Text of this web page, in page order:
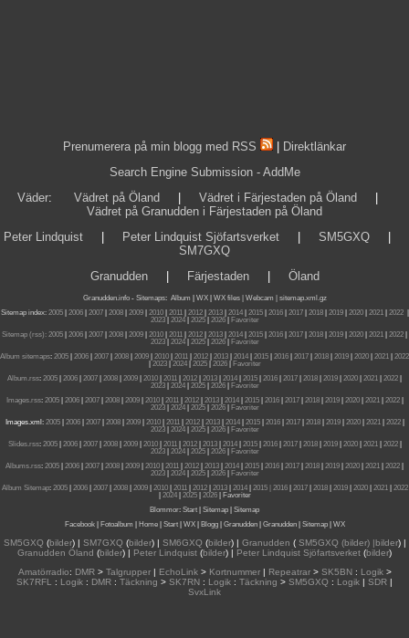
Prenumerera på min blogg med RSS
Direktlänkar
Search Engine Submission - AddMe
Väder: Vädret på Öland Vädret i Färjestaden på Öland
Vädret på Granudden i Färjestaden på Öland
Peter Lindquist
Peter Lindquist Sjöfartsverket SM5GXQ
SM7GXQ
Granudden| Färjestaden| Öland
Granudden.info- Sitemaps: Album WX WX files | Webcam |
sitemap.xml.gz
Sitemap index: 2005| 2006| 2007| 2008| 2009| 2010| 2011| 2012| 2013| 2014| 2015| 2016| 2017| 2018| 2019| 2020| 2021| 2022|
2023| 2024| 2025| 2026|
Favoriter
Sitemap (rss): 2005 2006 2007 2008 2009 2010 2011 2012 2013 2014 2015 2016 2017 2018 2019 2020 2021 2022
2023| 2024| 2025| 2026|
Favoriter
Album sitemaps: 2005 2006 2007 2008 2009 2010 2011 2012 2013 2014 2015 2016 2017 2018 2019 2020 2021
2022
2023| 2024| 2025| 2026|
Favoriter
Album.rss: 2005 2006 2007 2008 2009 2010 2011 2012 2013 2014 2015 2016 2017 2018 2019 2020 2021 2022
2023| 2024| 2025| 2026|
Favoriter
Images.rss: 2005| 2006| 2007| 2008| 2009| 2010| 2011| 2012| 2013| 2014| 2015| 2016| 2017| 2018| 2019| 2020| 2021| 2022|
2023| 2024| 2025| 2026|
Favoriter
Images.xml: 2005| 2006| 2007| 2008| 2009| 2010| 2011| 2012| 2013| 2014| 2015| 2016| 2017| 2018| 2019| 2020| 2021| 2022|
2023| 2024| 2025| 2026|
Favoriter
Slides.rss: 2005| 2006| 2007| 2008| 2009| 2010| 2011| 2012| 2013| 2014| 2015| 2016| 2017| 2018| 2019| 2020| 2021| 2022|
2023| 2024| 2025| 2026|
Favoriter
Albums.rss: 2005 2006 2007 2008 2009 2010 2011 2012 2013 2014 2015 2016 2017 2018 2019 2020 2021 2022
2023| 2024| 2025| 2026|
Favoriter
Album Sitemap: 2005| 2006| 2007| 2008| 2009| 2010| 2011| 2012| 2013| 2014| 2015 | 2016| 2017| 2018| 2019| 2020| 2021| 2022
2024| 2025| 2026|
Favoriter
Blommor: Start Sitemap
Sitemap
Facebook| Fotoalbum Home| Start| WX| Blogg| Granudden| Granudden| Sitemap| WX
SM5GXQ(bilder) | SM7GXQ(bilder) | SM6GXQ(bilder) | Granudden (SM5GXQ (bilder) |bilder) |
Granudden Öland (bilder) | Peter Lindquist (bilder) | Peter Lindquist Sjöfartsverket (bilder)
Amatörradio: DMR> Talgrupper| EchoLink> Kortnummer| Repeatrar> SK5BN: Logik>
SK7RFL
: Logik : DMR : Täckning > SK7RN : Logik : Täckning > SM5GXQ : Logik | SDR |
SvxLink